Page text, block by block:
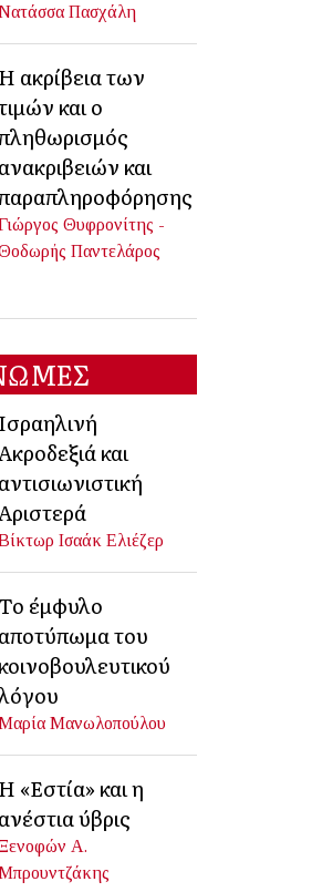
Πασχάλη
Η ακρίβεια των
και ο
ανακριβειών και
Θυφρονίτης -
Παντελάρος
Ισραηλινή
και
αντισιωνιστική
Ισαάκ Ελιέζερ
Το έμφυλο
αποτύπωμα του
κοινοβουλευτικού
Μανωλοπούλου
Η «Εστία» και η
ανέστια ύβρις
Ξενοφών Α.